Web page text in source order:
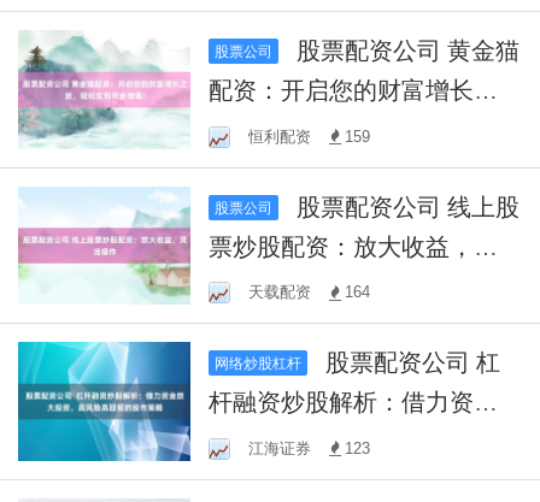
股票公司
配资：开启您的财富增长之
旅，轻松实现资金增值！
恒利配资 159
股票公司
票炒股配资：放大收益，灵
活操作天载配资 164
网络炒股杠杆
杆融资炒股解析：借力资金
放大投资，高风险高回报的
股市策略
江海证券 123